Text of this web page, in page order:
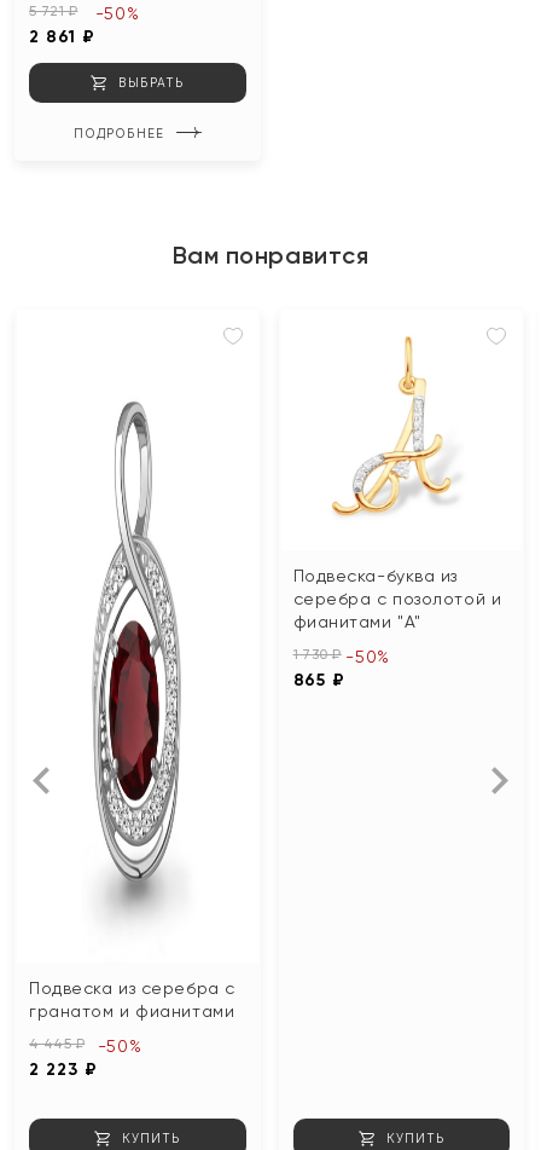
5 721 ₽
2 861 ₽
-50%
ВЫБРАТЬ
ПОДРОБНЕЕ
Вам понравится
Подвеска из серебра с
гранатом и фианитами
4 445 ₽
2 223 ₽
-50%
КУПИТЬ
Подвеска-буква из
серебра с позолотой и
фианитами "А"
1 730 ₽
865 ₽
-50%
КУПИТЬ